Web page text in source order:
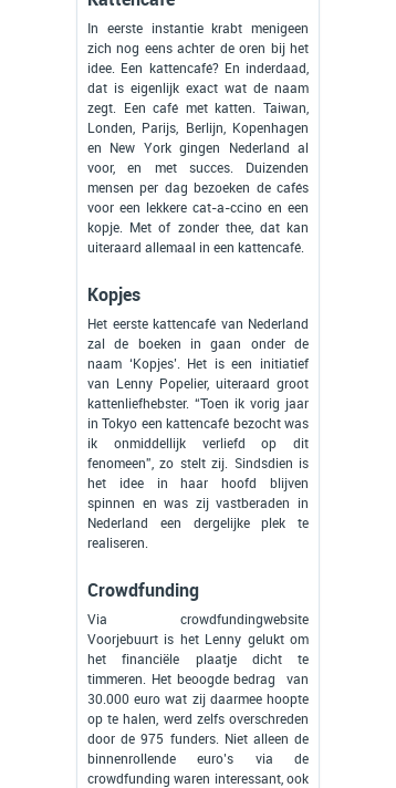
In eerste instantie krabt menigeen
zich nog eens achter de oren bij het
idee. Een kattencafé? En inderdaad,
dat is eigenlijk exact wat de naam
zegt. Een café met katten. Taiwan,
Londen, Parijs, Berlijn, Kopenhagen
en New York gingen Nederland al
voor, en met succes. Duizenden
mensen per dag bezoeken de cafés
voor een lekkere cat-a-ccino en een
kopje. Met of zonder thee, dat kan
uiteraard allemaal in een kattencafé.
Kopjes
Het eerste kattencafé van Nederland
zal de boeken in gaan onder de
naam ‘Kopjes’. Het is een initiatief
van Lenny Popelier, uiteraard groot
kattenliefhebster. “Toen ik vorig jaar
in Tokyo een kattencafé bezocht was
ik onmiddellijk verliefd op dit
fenomeen”, zo stelt zij. Sindsdien is
het idee in haar hoofd blijven
spinnen en was zij vastberaden in
Nederland een dergelijke plek te
realiseren.
Crowdfunding
Via crowdfundingwebsite
Voorjebuurt is het Lenny gelukt om
het financiële plaatje dicht te
timmeren. Het beoogde bedrag van
30.000 euro wat zij daarmee hoopte
op te halen, werd zelfs overschreden
door de 975 funders. Niet alleen de
binnenrollende euro’s via de
crowdfunding waren interessant, ook